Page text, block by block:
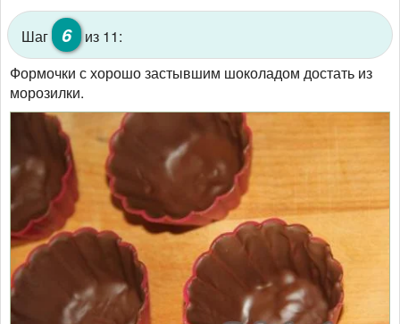
Шаг 6
из 11:
Формочки с хорошо застывшим шоколадом достать из
морозилки.